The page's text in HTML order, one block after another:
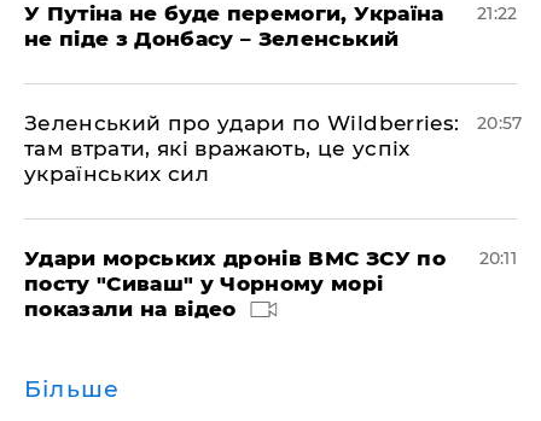
У Путіна не буде перемоги, Україна
не піде з Донбасу – Зеленський
21:22
Зеленський про удари по Wildberries:
там втрати, які вражають, це успіх
українських сил
20:57
Удари морських дронів ВМС ЗСУ по
посту "Сиваш" у Чорному морі
показали на відео
20:11
Більше